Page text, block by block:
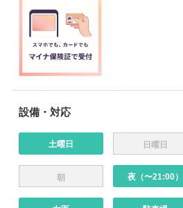
設備・対応
土曜日 日曜日
朝 夜（〜21:00）